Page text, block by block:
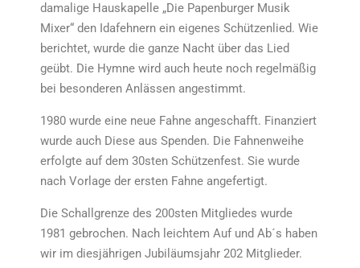
damalige Hauskapelle „Die Papenburger Musik
Mixer“ den Idafehnern ein eigenes Schützenlied. Wie
berichtet, wurde die ganze Nacht über das Lied
geübt. Die Hymne wird auch heute noch regelmäßig
bei besonderen Anlässen angestimmt.
1980 wurde eine neue Fahne angeschafft. Finanziert
wurde auch Diese aus Spenden. Die Fahnenweihe
erfolgte auf dem 30sten Schützenfest. Sie wurde
nach Vorlage der ersten Fahne angefertigt.
Die Schallgrenze des 200sten Mitgliedes wurde
1981 gebrochen. Nach leichtem Auf und Ab´s haben
wir im diesjährigen Jubiläumsjahr 202 Mitglieder.